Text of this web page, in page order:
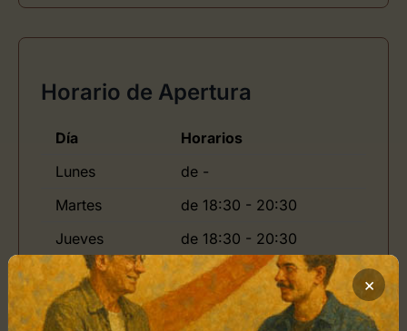
Horario de Apertura
Día
Horarios
Lunes
de -
Martes
de 18:30 - 20:30
Jueves
de 18:30 - 20:30
Viernes
de 18:30 - 20:30
Domingo
de -
×